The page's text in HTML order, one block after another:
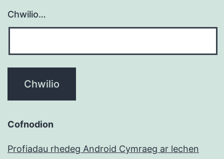
Chwilio…
Cofnodion
Profiadau rhedeg Android Cymraeg ar lechen